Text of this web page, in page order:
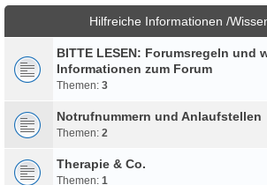
Hilfreiche Informationen /
BITTE LESEN: Forumsregeln und
Informationen zum Forum
Themen: 3
Notrufnummern und Anlaufstellen
Themen: 2
Therapie & Co.
Themen: 1